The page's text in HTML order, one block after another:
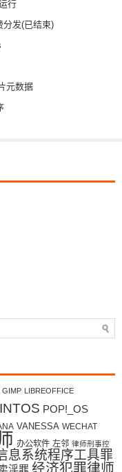
行
分发(已结束)
元数据
GIMP LIBREOFFICE
POP!_OS
VANESSA WECHAT
办公软件 左邻 律师刑事控
息系统程序工具罪
淫罪 经济犯罪律师